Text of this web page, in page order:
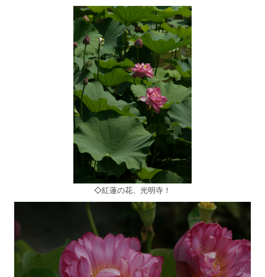
◇紅蓮の花、光明寺！